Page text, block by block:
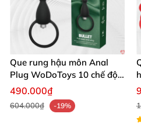
Que rung hậu môn Anal
Plug WoDoToys 10 chế độ
động mạnh gay
490.000₫
604.000₫ -19%